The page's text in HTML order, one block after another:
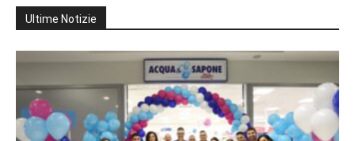
Ultime Notizie